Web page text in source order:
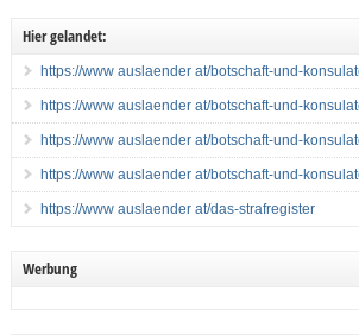
Hier gelandet:
https://www auslaender at/botschaft-und-
https://www auslaender at/botschaft-und-
https://www auslaender at/botschaft-und-
https://www auslaender at/botschaft-und-
https://www auslaender at/das-strafregister
Werbung